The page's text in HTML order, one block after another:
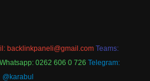
backlinkpaneli@gmail.com Teams:
Whatsapp: 0262 606 0 726 Telegram:
@karabul